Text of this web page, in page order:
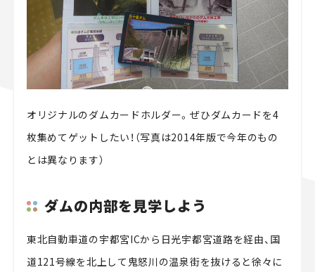
オリジナルのダムカードホルダー。ぜひダムカードを4
枚集めてゲットしたい！（写真は2014年版で今年のもの
とは異なります）
ダムの内部を見学しよう
東北自動車道の宇都宮ICから日光宇都宮道路を経由、国
道121号線を北上して鬼怒川の温泉街を抜けると徐々に